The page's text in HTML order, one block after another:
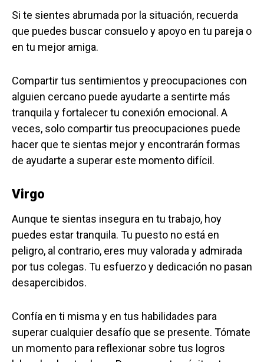
Si te sientes abrumada por la situación, recuerda
que puedes buscar consuelo y apoyo en tu pareja o
en tu mejor amiga.
Compartir tus sentimientos y preocupaciones con
alguien cercano puede ayudarte a sentirte más
tranquila y fortalecer tu conexión emocional. A
veces, solo compartir tus preocupaciones puede
hacer que te sientas mejor y encontrarán formas
de ayudarte a superar este momento difícil.
Virgo
Aunque te sientas insegura en tu trabajo, hoy
puedes estar tranquila. Tu puesto no está en
peligro, al contrario, eres muy valorada y admirada
por tus colegas. Tu esfuerzo y dedicación no pasan
desapercibidos.
Confía en ti misma y en tus habilidades para
superar cualquier desafío que se presente. Tómate
un momento para reflexionar sobre tus logros